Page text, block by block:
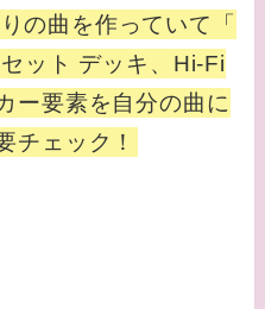
の曲を作っていて「
ット デッキ、Hi-Fi
ー要素を自分の曲に
チェック！